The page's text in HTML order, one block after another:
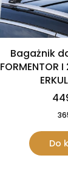
Bagażnik
FORMENTOR
Do